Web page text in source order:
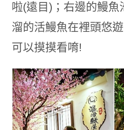
啦(遠目)；右邊的鰻魚
溜的活鰻魚在裡頭悠
可以摸摸看唷!